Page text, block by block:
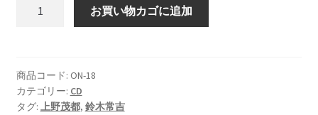
社
中
雲
お買い物カゴに追加
商品コード: ON-18
カテゴリー: CD
タグ:
上野茂都, 鈴木常吉